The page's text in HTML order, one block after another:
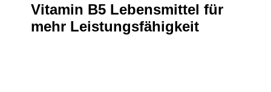
Vitamin B5 Lebensmittel für
mehr Leistungsfähigkeit